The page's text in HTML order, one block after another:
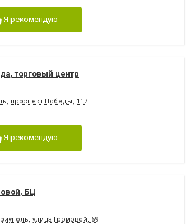
Я рекомендую
торговый центр
проспект Победы, 117
Я рекомендую
БЦ
улица Громовой, 69